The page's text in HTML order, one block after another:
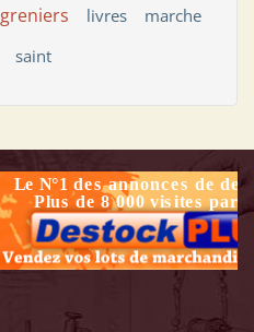
greniers livres
marche
saint